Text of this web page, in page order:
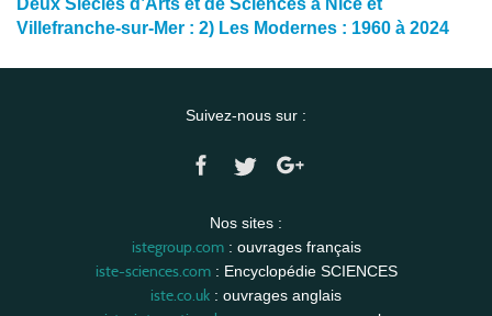
Deux Siècles d’Arts et de Sciences à Nice et
Villefranche-sur-Mer : 2) Les Modernes : 1960 à 2024
Suivez-nous sur :
Nos sites :
istegroup.com: ouvrages français
iste-sciences.com: Encyclopédie SCIENCES
iste.co.uk : ouvrages anglais